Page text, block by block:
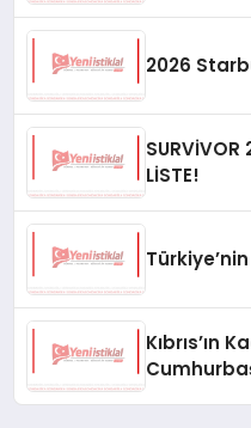
2026
SURVİVOR
LİSTE!
Kıbrıs’ın